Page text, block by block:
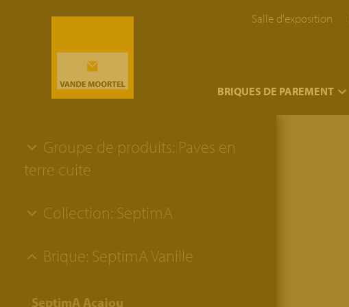
Salle d'exposition
BRIQUES DE PAREMENT
Groupe de produits: Paves en
terre cuite
Collection: SeptimA
Brique: SeptimA Vanille
SeptimA Acajou